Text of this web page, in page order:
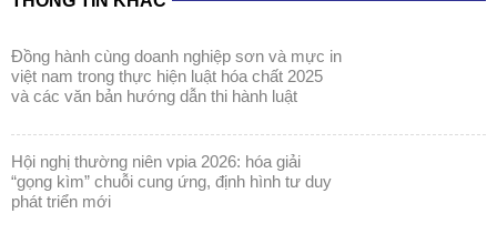
đồng hành cùng doanh nghiệp sơn và mực in
việt nam trong thực hiện luật hóa chất 2025
và các văn bản hướng dẫn thi hành luật
hội nghị thường niên vpia 2026: hóa giải
“gọng kìm” chuỗi cung ứng, định hình tư duy
phát triển mới